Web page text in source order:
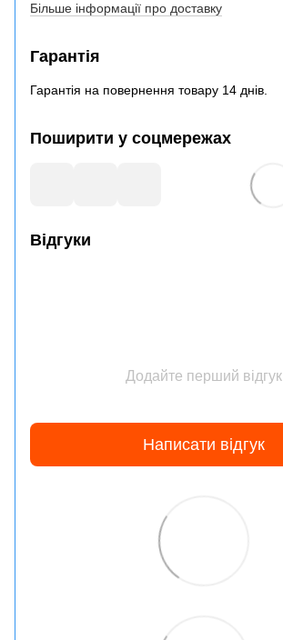
Більше інформації про доставку
Гарантія
Гарантія на повернення товару 14 днів.
Поширити у соцмережах
Відгуки
Додайте перший відгук
Написати відгук